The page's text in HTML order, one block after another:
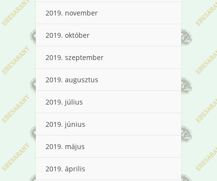
2019. november
2019. október
2019. szeptember
2019. augusztus
2019. július
2019. június
2019. május
2019. április